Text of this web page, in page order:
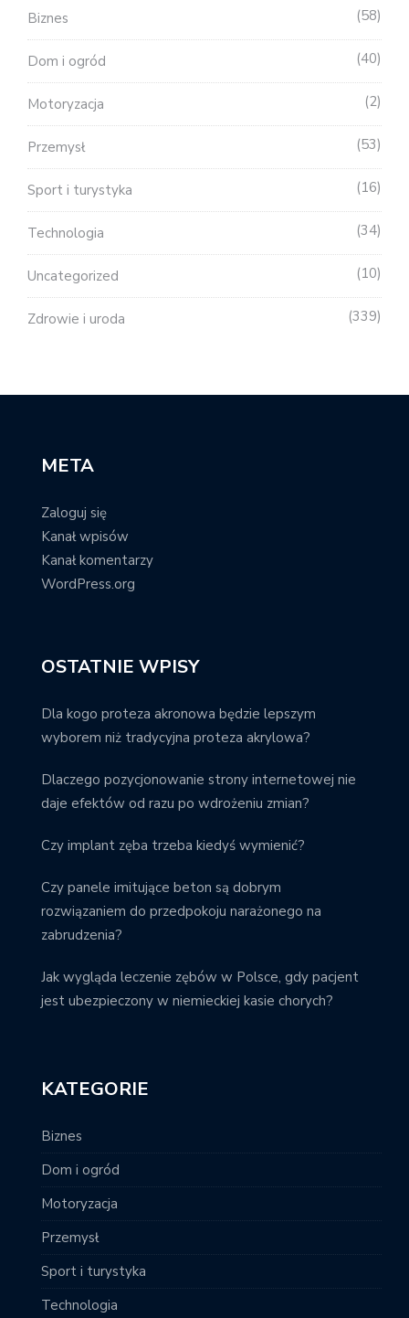
Biznes 58
Dom i ogród 40
Motoryzacja 2
Przemysł 53
Sport i turystyka 16
Technologia 34
Uncategorized 10
Zdrowie i uroda 339
META
Zaloguj się
Kanał wpisów
Kanał komentarzy
WordPress.org
OSTATNIE WPISY
Dla kogo proteza akronowa będzie lepszym
wyborem niż tradycyjna proteza akrylowa?
Dlaczego pozycjonowanie strony internetowej nie
daje efektów od razu po wdrożeniu zmian?
Czy implant zęba trzeba kiedyś wymienić?
Czy panele imitujące beton są dobrym
rozwiązaniem do przedpokoju narażonego na
zabrudzenia?
Jak wygląda leczenie zębów w Polsce, gdy pacjent
jest ubezpieczony w niemieckiej kasie chorych?
KATEGORIE
Biznes
Dom i ogród
Motoryzacja
Przemysł
Sport i turystyka
Technologia